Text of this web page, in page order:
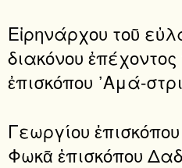
Εἰρηνάρχου τοῦ
διακόνου
ἐπισκόπου ᾿Αμά-
Γεωργίου
Φωκᾶ ἐπισκόπου